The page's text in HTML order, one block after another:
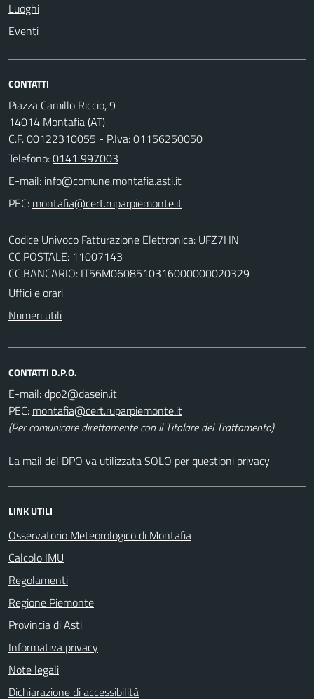
Luoghi
Eventi
CONTATTI
Piazza Camillo Riccio, 9
14014 Montafia (AT)
C.F. 00122310055 - P.Iva: 01156250050
Telefono:0141 997003
E-mail:
PEC:
Codice Univoco Fatturazione Elettronica: UFZ7HN
CC.POSTALE: 11007143
CC.BANCARIO: IT56M0608510316000000020329
Uffici e orari
Numeri utili
CONTATTI D.P.O.
E-mail:
PEC:
(Per comunicare direttamente con il Titolare del Trattamento)
La mail del DPO va utilizzata SOLO per questioni privacy
LINK UTILI
Osservatorio Meteorologico di Montafia
Calcolo IMU
Regolamenti
Regione Piemonte
Provincia di Asti
Informativa privacy
Note legali
Dichiarazione di accessibilità